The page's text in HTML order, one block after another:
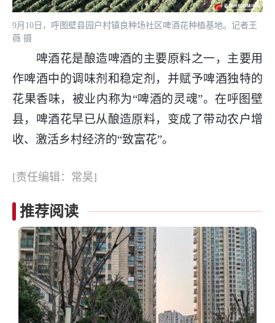
9月10日，呼图壁县园户村镇良种场社区啤酒花种植基地。记者王
薇 摄
啤酒花是酿造啤酒的主要原料之一，主要用
作啤酒中的调味剂和稳定剂，并赋予啤酒独特的
花果香味，被业内称为“啤酒的灵魂”。在呼图壁
县，啤酒花早已从酿造原料，变成了带动农户增
收、激活乡村经济的“致富花”。
[责任编辑：常昊]
推荐阅读